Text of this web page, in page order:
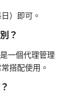
）即可。
？
一個代理管理
搭配使用。